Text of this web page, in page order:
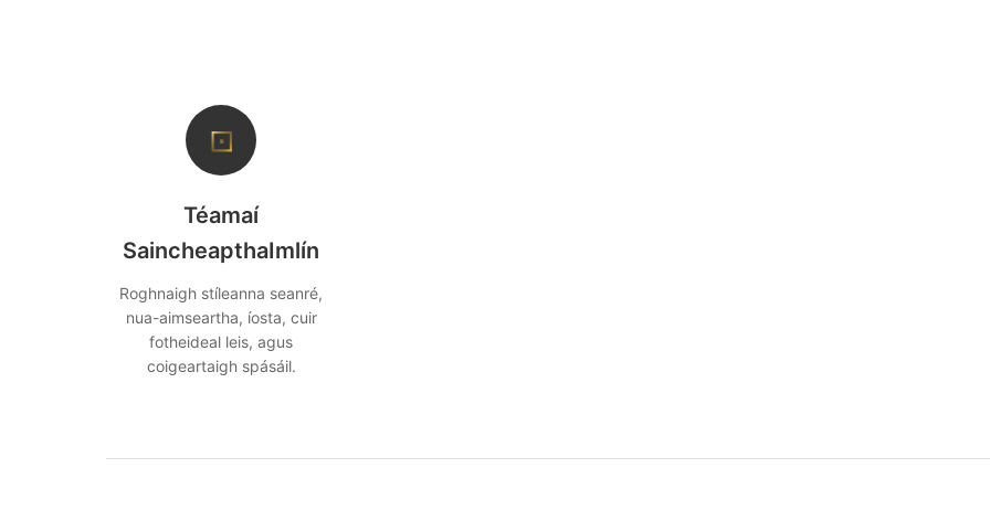
⊡
Téamaí
SaincheapthaImlín
Roghnaigh stíleanna seanré,
nua-aimseartha, íosta, cuir
fotheideal leis, agus
coigeartaigh spásáil.